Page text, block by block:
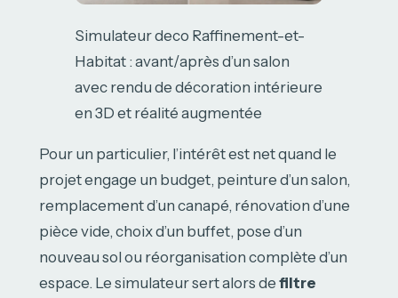
Simulateur deco Raffinement-et-
Habitat : avant/après d’un salon
avec rendu de décoration intérieure
en 3D et réalité augmentée
Pour un particulier, l’intérêt est net quand le
projet engage un budget, peinture d’un salon,
remplacement d’un canapé, rénovation d’une
pièce vide, choix d’un buffet, pose d’un
nouveau sol ou réorganisation complète d’un
espace. Le simulateur sert alors de filtre